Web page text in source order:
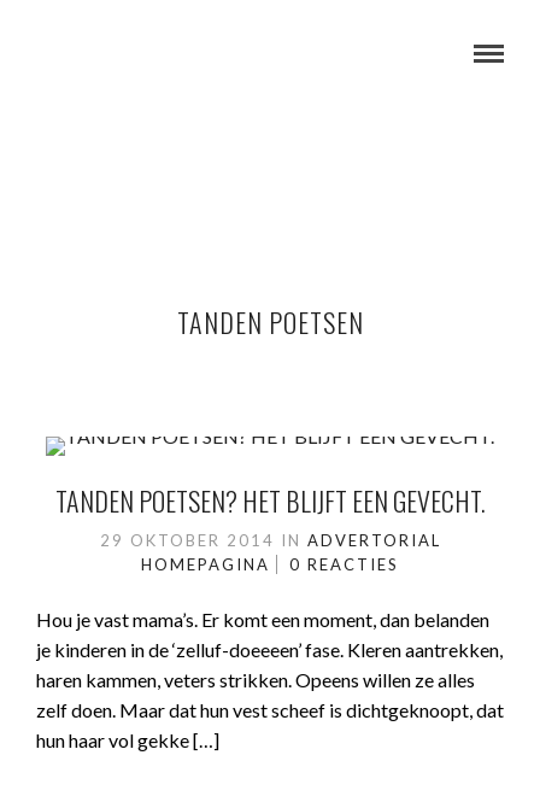
TANDEN POETSEN
TANDEN POETSEN? HET BLIJFT EEN GEVECHT.
29 OKTOBER 2014 IN ADVERTORIAL
HOMEPAGINA
0 REACTIES
Hou je vast mama’s. Er komt een moment, dan belanden
je kinderen in de ‘zelluf-doeeeen’ fase. Kleren aantrekken,
haren kammen, veters strikken. Opeens willen ze alles
zelf doen. Maar dat hun vest scheef is dichtgeknoopt, dat
hun haar vol gekke […]